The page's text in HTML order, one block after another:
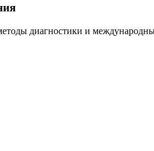
диагностики и